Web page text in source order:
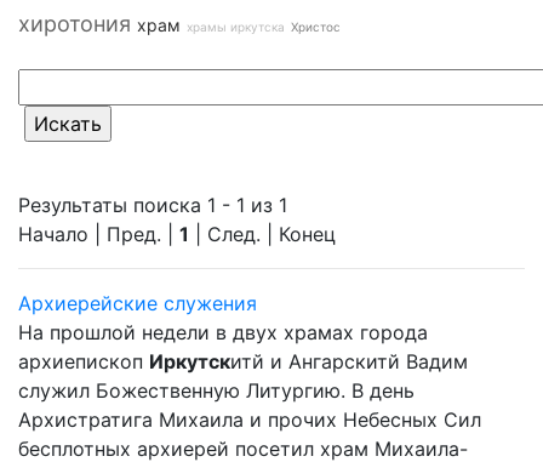
хиротония храм храмы иркутска Христос
Результаты поиска 1 - 1 из 1
Начало | Пред. | 1 | След. | Конец
Архиерейские служения
На прошлой недели в двух храмах города
архиепископ Иркутскитй и Ангарскитй Вадим
служил Божественную Литургию. В день
Архистратига Михаила и прочих Небесных Сил
бесплотных архиерей посетил храм Михаила-